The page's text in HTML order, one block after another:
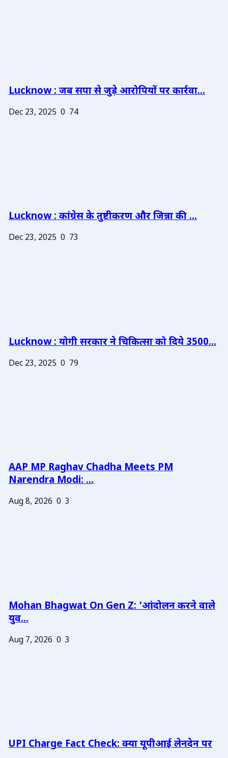
Lucknow : जब सपा से जुड़े आरोपियों पर कार्रवा...
Dec 23, 2025 0 74
Lucknow : कांग्रेस के तुष्टीकरण और जिन्ना की ...
Dec 23, 2025 0 73
Lucknow : योगी सरकार ने चिकित्सा को दिये 3500...
Dec 23, 2025 0 79
AAP MP Raghav Chadha Meets PM
Narendra Modi: ...
Aug 8, 2026 0 3
Mohan Bhagwat On Gen Z: 'आंदोलन करने वाले
युव...
Aug 7, 2026 0 3
UPI Charge Fact Check: क्या यूपीआई लेनदेन पर